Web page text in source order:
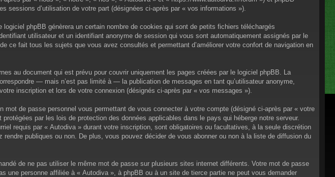
d’utilisation de votre part (désignées ci-après par « vos informations »).
phpBB génèrera un certain nombre de cookies qui sont de petits fichiers téléchargés
utilisateur et un identifiant anonyme de session qui vous sont automatiquement assignés par le
fait tous les sujets que vous avez consultés et permettant d’améliorer votre confort de navigation en
au document qui est prévu pour couvrir uniquement les pages créées par le logiciel phpBB. La
— mais n’est pas limité à — la publication de messages en tant qu’utilisateur anonyme,
inscription et lors de votre connexion (désignés ci-après par « vos messages »).
de passe personnel vous permettant de vous connecter à votre compte (désigné ci-après par « votre
par les lois de protection des données applicables dans le pays qui héberge notre serveur.
requis par « Autodiva » durant votre inscription, sont obligatoires ou facultatives, à la seule discrétion
publiques ou non. De plus, vous pouvez décider de vous abonner ou non à la liste de diffusion du
de ne pas utiliser le même mot de passe sur plusieurs sites internet différents. Votre mot de passe
personne affiliée à « Autodiva », à phpBB ou à un site de tierce partie ne peut vous demander